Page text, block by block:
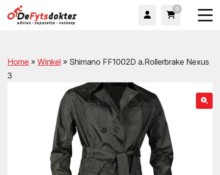
0
Home » Winkel » Shimano FF1002D a.Rollerbrake Nexus
3